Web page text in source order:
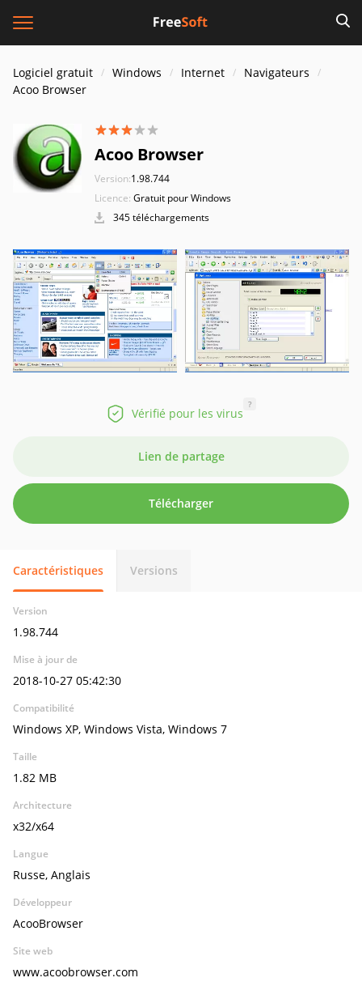
Logiciel gratuit Windows Internet
Navigateurs
Acoo Browser
Acoo Browser
Version:1.98.744
Licence: Gratuit pour Windows
345 téléchargements
Vérifié pour les virus
?
Lien de partage
Télécharger
Caractéristiques Versions
Version
1.98.744
Mise à jour de
2018-10-27 05:42:30
Compatibilité
Windows XP, Windows Vista, Windows 7
Taille
1.82 MB
Architecture
x32/x64
Langue
Russe, Anglais
Développeur
AcooBrowser
Site web
www.acoobrowser.com